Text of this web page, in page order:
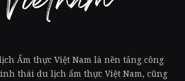
Ẩm thực Việt Nam là nền tảng công
thái du lịch ẩm thực Việt Nam, cũng